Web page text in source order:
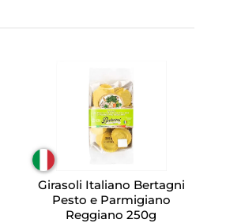
Girasoli Italiano Bertagni
Pesto e Parmigiano
Reggiano 250g